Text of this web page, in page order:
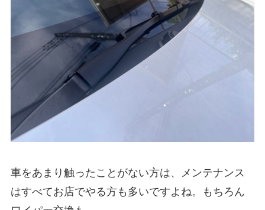
車をあまり触ったことがない方は、メンテナンス
はすべてお店でやる方も多いですよね。もちろん